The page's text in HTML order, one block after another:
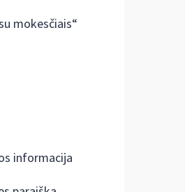
mokesčiais“
informacija